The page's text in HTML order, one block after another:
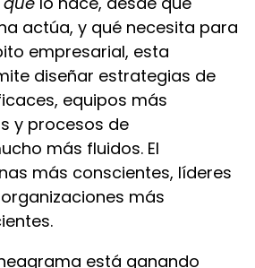
actúa, y qué necesita para
empresarial, esta
diseñar estrategias de
equipos más
y procesos de
más fluidos. El
más conscientes, líderes
más
está ganando